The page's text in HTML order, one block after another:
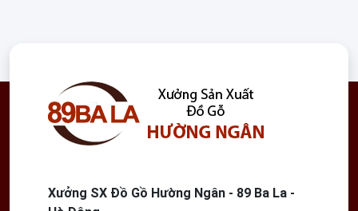
Xưởng SX Đồ Gồ Hường Ngân - 89 Ba La -